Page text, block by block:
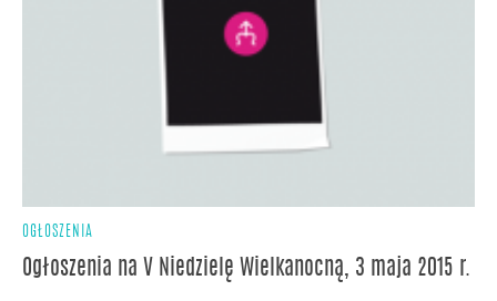
OGŁOSZENIA
Ogłoszenia na V Niedzielę Wielkanocną, 3 maja 2015 r.